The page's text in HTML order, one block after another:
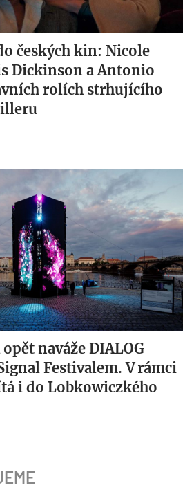
českých kin: Nicole
Dickinson a Antonio
rolích strhujícího
naváže DIALOG
Festivalem. V rámci
i do Lobkowiczkého